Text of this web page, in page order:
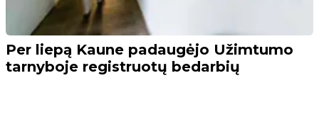
Per liepą Kaune padaugėjo Užimtumo
tarnyboje registruotų bedarbių